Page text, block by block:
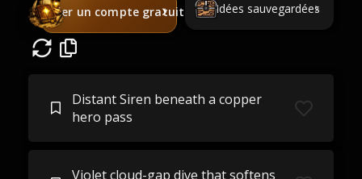
Créer un compte gratuit Idées sauvegardées
Distant Siren beneath a copper
hero pass
Violet cloud-gap dive that softens